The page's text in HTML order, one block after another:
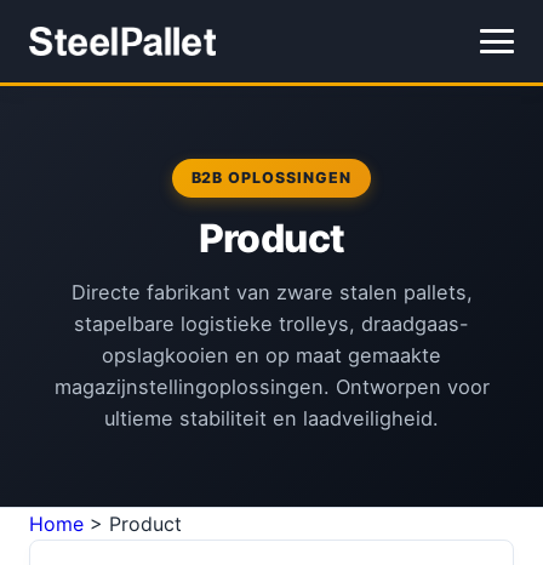
B2B OPLOSSINGEN
Product
Directe fabrikant van zware stalen pallets,
stapelbare logistieke trolleys, draadgaas-
opslagkooien en op maat gemaakte
magazijnstellingoplossingen. Ontworpen voor
ultieme stabiliteit en laadveiligheid.
Home > Product